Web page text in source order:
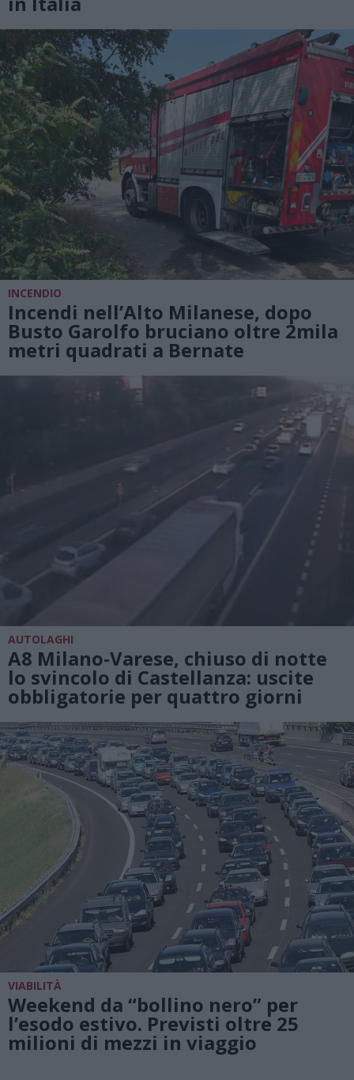
INCENDIO
Incendi nell’Alto Milanese, dopo
Busto Garolfo bruciano oltre 2mila
metri quadrati a Bernate
AUTOLAGHI
A8 Milano-Varese, chiuso di notte
lo svincolo di Castellanza: uscite
obbligatorie per quattro giorni
VIABILITÀ
Weekend da “bollino nero” per
l’esodo estivo. Previsti oltre 25
milioni di mezzi in viaggio